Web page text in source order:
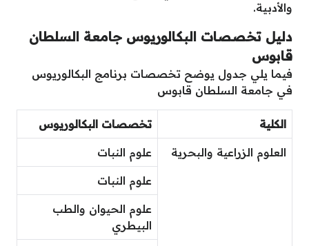
والأدبية.
دليل تخصصات البكالوريوس جامعة السلطان
قابوس
فيما يلي جدول يوضح تخصصات برنامج البكالوريوس
في جامعة السلطان قابوس
الكلية تخصصات البكالوريوس
العلوم الزراعية والبحرية علوم النبات
علوم النبات
علوم الحيوان والطب
البيطري